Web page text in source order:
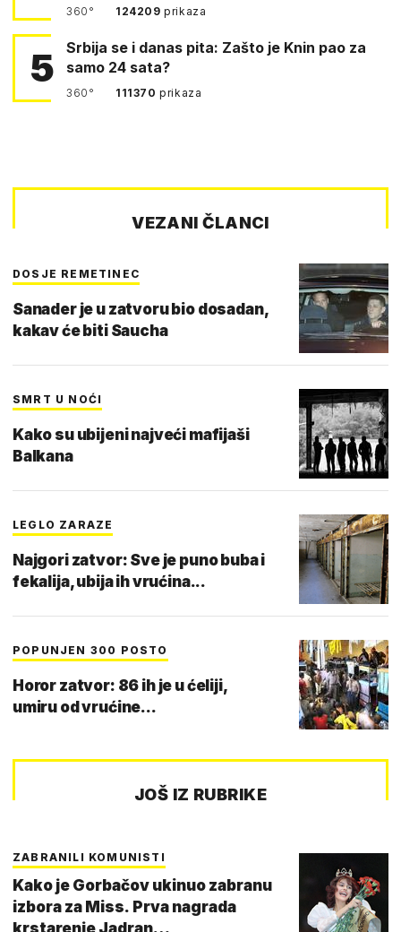
360° 124209prikaza
5
Srbija se i danas pita: Zašto je Knin pao za
samo 24 sata?
360° 111370prikaza
VEZANI ČLANCI
DOSJE REMETINEC
Sanader je u zatvoru bio dosadan,
kakav će biti Saucha
SMRT U NOĆI
Kako su ubijeni najveći mafijaši
Balkana
LEGLO ZARAZE
Najgori zatvor: Sve je puno buba i
fekalija, ubija ih vrućina...
POPUNJEN 300 POSTO
Horor zatvor: 86 ih je u ćeliji,
umiru od vrućine...
JOŠ IZ RUBRIKE
ZABRANILI KOMUNISTI
Kako je Gorbačov ukinuo zabranu
izbora za Miss. Prva nagrada
krstarenje Jadran…